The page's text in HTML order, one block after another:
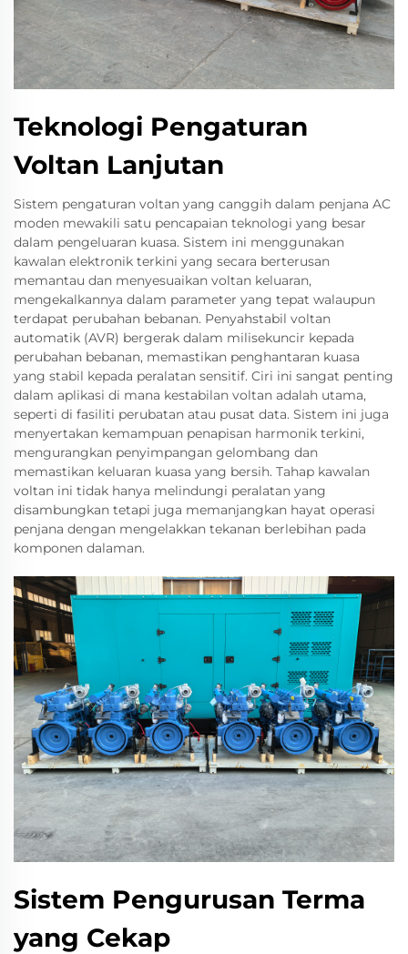
Teknologi Pengaturan
Voltan Lanjutan
Sistem pengaturan voltan yang canggih dalam penjana AC
moden mewakili satu pencapaian teknologi yang besar
dalam pengeluaran kuasa. Sistem ini menggunakan
kawalan elektronik terkini yang secara berterusan
memantau dan menyesuaikan voltan keluaran,
mengekalkannya dalam parameter yang tepat walaupun
terdapat perubahan bebanan. Penyahstabil voltan
automatik (AVR) bergerak dalam milisekuncir kepada
perubahan bebanan, memastikan penghantaran kuasa
yang stabil kepada peralatan sensitif. Ciri ini sangat penting
dalam aplikasi di mana kestabilan voltan adalah utama,
seperti di fasiliti perubatan atau pusat data. Sistem ini juga
menyertakan kemampuan penapisan harmonik terkini,
mengurangkan penyimpangan gelombang dan
memastikan keluaran kuasa yang bersih. Tahap kawalan
voltan ini tidak hanya melindungi peralatan yang
disambungkan tetapi juga memanjangkan hayat operasi
penjana dengan mengelakkan tekanan berlebihan pada
komponen dalaman.
Sistem Pengurusan Terma
yang Cekap